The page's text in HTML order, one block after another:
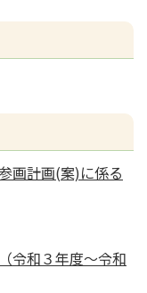
画計画(案)に係る
令和３年度〜令和